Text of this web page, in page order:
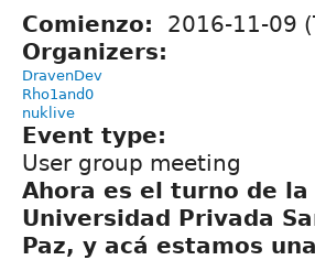
Comienzo:
2016-11-09
Organizers:
DravenDev
Rho1and0
nuklive
Event type:
User group meeting
Ahora es el turno de
Universidad Privada
Paz, y acá estamos